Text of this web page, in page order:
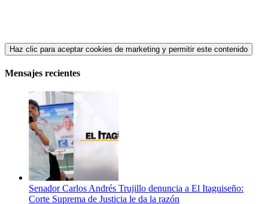
Haz clic para aceptar cookies de marketing y permitir este contenido
Mensajes recientes
Senador Carlos Andrés Trujillo denuncia a El Itaguiseño:
Corte Suprema de Justicia le da la razón